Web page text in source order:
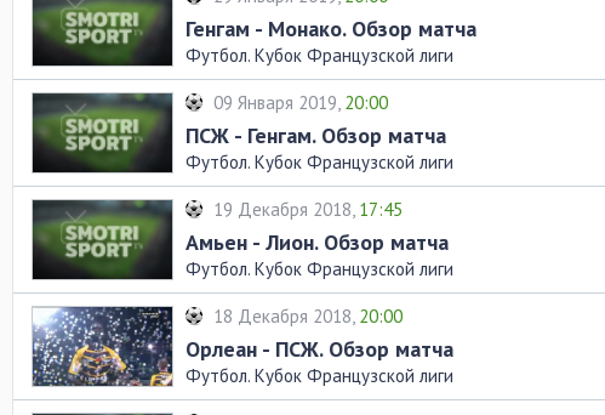
Генгам - Монако. Обзор матча
Футбол. Кубок Французской лиги
09 Января 2019, 20:00
ПСЖ - Генгам. Обзор матча
Футбол. Кубок Французской лиги
19 Декабря 2018, 17:45
Амьен - Лион. Обзор матча
Футбол. Кубок Французской лиги
18 Декабря 2018, 20:00
Орлеан - ПСЖ. Обзор матча
Футбол. Кубок Французской лиги